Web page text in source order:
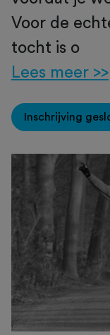
Voor de
tocht is o
Lees meer >>
Inschrijving